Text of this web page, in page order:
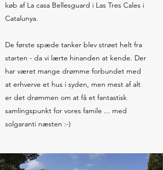
køb af La casa Bellesguard i Las Tres Cales i
Catalunya.
De første spæde tanker blev strøet helt fra
starten - da vi lærte hinanden at kende. Der
har været mange drømme forbundet med
at erhverve et hus i syden, men mest af alt
er det drømmen om at få et fantastisk
samlingspunkt for vores famile ... med
solgaranti næsten :-)